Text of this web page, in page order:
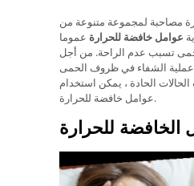
مصاحبة لمجموعة متنوعة من
عوامل خافضة للحرارة عموما
تسبب عدم الراحة. من أجل
عملية الشفاء في ظروف الحمى
الحادة ، يمكن استخدام
عوامل خافضة للحرارة.
الخافضة للحرارة